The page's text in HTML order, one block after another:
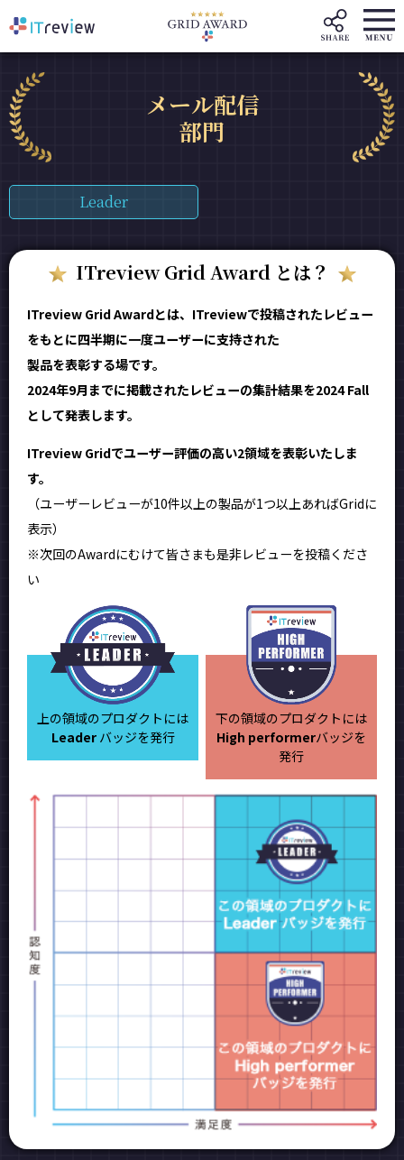
メール配信
部門
Leader
ITreview Grid Award とは？
ITreview Grid Awardとは、ITreviewで投稿されたレビュー
をもとに四半期に一度ユーザーに支持された
製品を表彰する場です。
2024年9月までに掲載されたレビューの集計結果を2024 Fall
として発表します。
ITreview Gridでユーザー評価の高い2領域を表彰いたしま
す。
（ユーザーレビューが10件以上の製品が1つ以上あればGridに
表示）
※次回のAwardにむけて皆さまも是非レビューを投稿くださ
い
上の領域のプロダクトには
Leaderバッジを発行
下の領域のプロダクトには
High performerバッジを
発行